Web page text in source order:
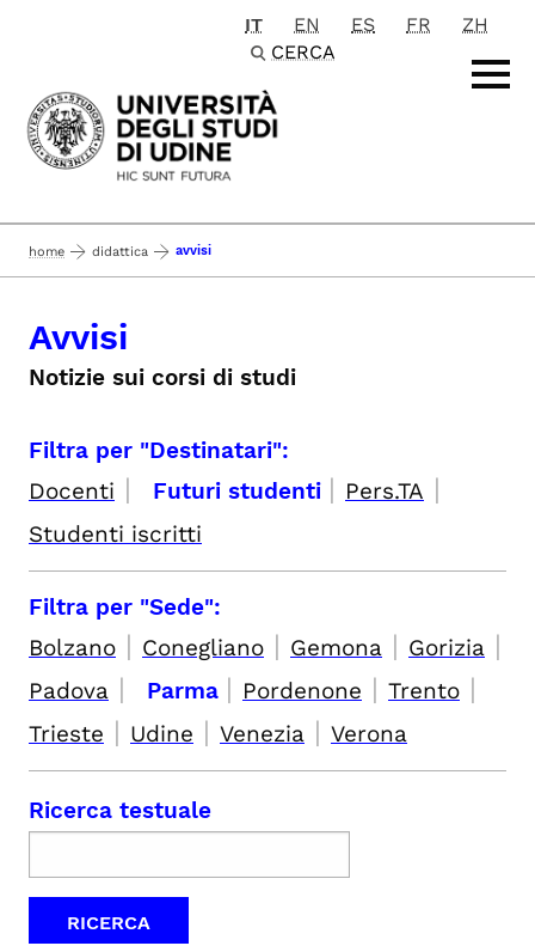
Passa al contenuto principale
IT EN ES FR
ZH
CERCA
home didattica avvisi
Avvisi
Notizie sui corsi di studi
Filtra per "Destinatari":
Docenti | Futuri studenti | Pers.TA |
Studenti iscritti
Filtra per "Sede":
Bolzano | Conegliano | Gemona | Gorizia |
Padova | Parma | Pordenone | Trento |
Trieste | Udine | Venezia | Verona
Ricerca testuale